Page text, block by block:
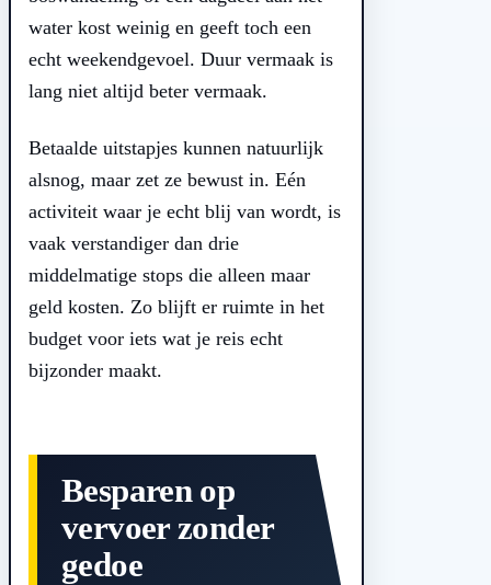
water kost weinig en geeft toch een
echt weekendgevoel. Duur vermaak is
lang niet altijd beter vermaak.
Betaalde uitstapjes kunnen natuurlijk
alsnog, maar zet ze bewust in. Eén
activiteit waar je echt blij van wordt, is
vaak verstandiger dan drie
middelmatige stops die alleen maar
geld kosten. Zo blijft er ruimte in het
budget voor iets wat je reis echt
bijzonder maakt.
Besparen op
vervoer zonder
gedoe